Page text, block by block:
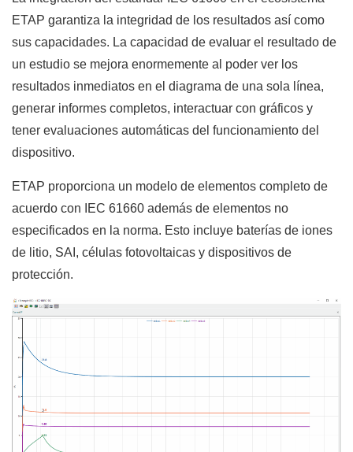
ETAP garantiza la integridad de los resultados así como
sus capacidades. La capacidad de evaluar el resultado de
un estudio se mejora enormemente al poder ver los
resultados inmediatos en el diagrama de una sola línea,
generar informes completos, interactuar con gráficos y
tener evaluaciones automáticas del funcionamiento del
dispositivo.
ETAP proporciona un modelo de elementos completo de
acuerdo con IEC 61660 además de elementos no
especificados en la norma. Esto incluye baterías de iones
de litio, SAI, células fotovoltaicas y dispositivos de
protección.